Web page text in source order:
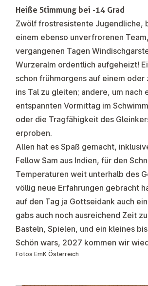
Heiße Stimmung bei -14 Grad
Zwölf frostresistente Jugendliche,
einem ebenso unverfrorenen
vergangenen Tagen
Wurzeralm ordentlich aufgeheizt!
schon frühmorgens auf einem
ins Tal zu gleiten; andere, um nach
entspannten Vormittag im
oder die Tragfähigkeit des
erproben.
Allen hat es Spaß gemacht,
Fellow Sam aus Indien, für den
Temperaturen weit unterhalb des
völlig neue Erfahrungen gebracht
auf den Tag ja Gottseidank auch
gabs auch noch ausreichend Zeit
Basteln, Spielen, und ein kleines
Schön wars, 2027 kommen wir
Fotos EmK Österreich